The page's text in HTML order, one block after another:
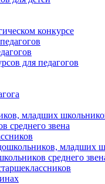
конкурсе
для педагогов
младших
среднего звена
младших
среднего